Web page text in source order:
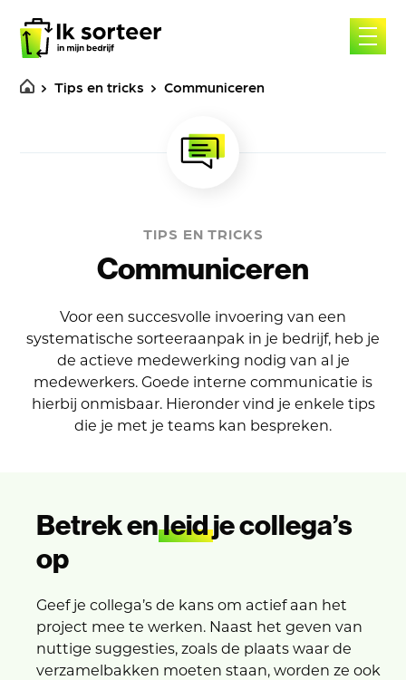
content
Tips en tricks Communiceren
TIPS EN TRICKS
Communiceren
Voor een succesvolle invoering van een
systematische sorteeraanpak in je bedrijf, heb je
de actieve medewerking nodig van al je
medewerkers. Goede interne communicatie is
hierbij onmisbaar. Hieronder vind je enkele tips
die je met je teams kan bespreken.
Betrek enleidje collega’s
op
Geef je collega’s de kans om actief aan het
project mee te werken. Naast het geven van
nuttige suggesties, zoals de plaats waar de
verzamelbakken moeten staan, worden ze ook